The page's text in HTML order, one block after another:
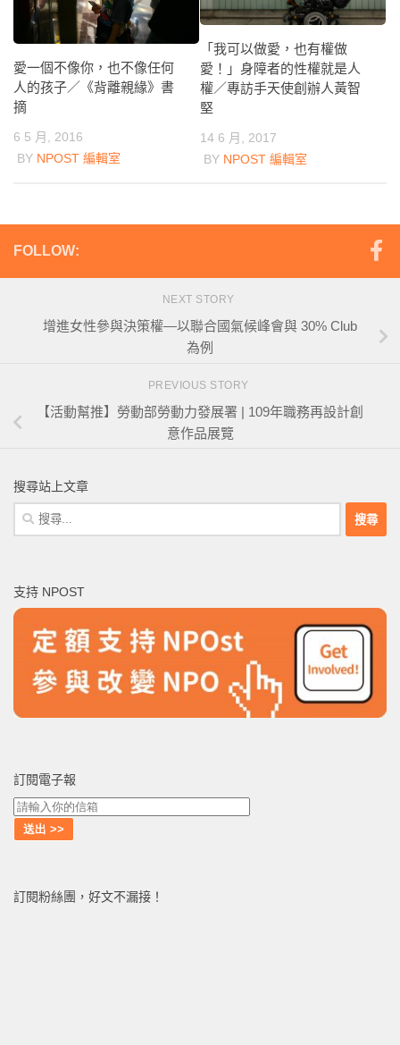
愛一個不像你，也不像任何
人的孩子／《背離親緣》書
摘
6 5 月, 2016
BY NPOST 編輯室
「我可以做愛，也有權做
愛！」身障者的性權就是人
權／專訪手天使創辦人黃智
堅
14 6 月, 2017
BY NPOST 編輯室
FOLLOW:
NEXT STORY
增進女性參與決策權—以聯合國氣候峰會與 30% Club
為例
PREVIOUS STORY
【活動幫推】勞動部勞動力發展署 | 109年職務再設計創
意作品展覽
搜尋站上文章
搜
尋
字:
支持 NPOST
訂閱電子報
訂閱粉絲團，好文不漏接！